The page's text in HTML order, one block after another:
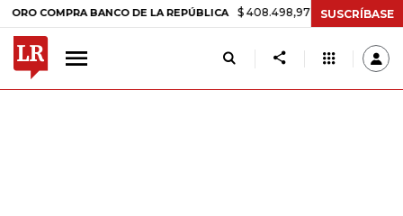
BANCO DE LA REPÚBLICA $ 408.498,97 +$ 8.753,81 +2,19%
SUSCRÍBASE